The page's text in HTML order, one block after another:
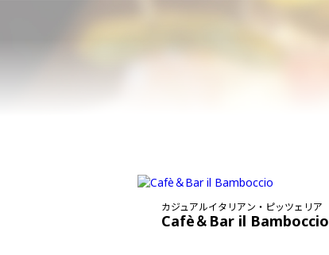
カジュアルイタリアン・ピッツェリア
Cafè＆Bar il Bamboccio